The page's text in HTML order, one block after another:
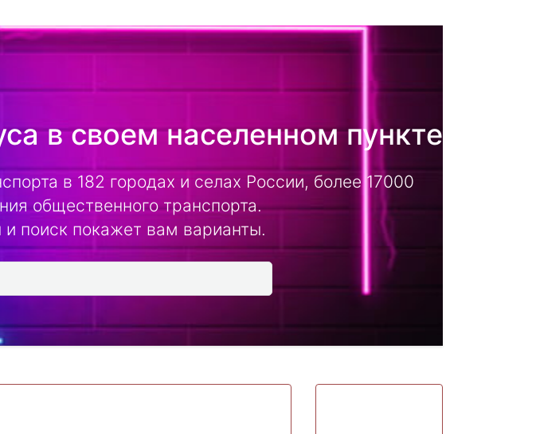
в своем населенном пункте
в 182 городах и селах России, более 17000
общественного транспорта.
поиск покажет вам варианты.